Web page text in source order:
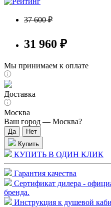
37 600 ₽
31 960 ₽
Мы принимаем к оплате
Доставка
Москва
Ваш город — Москва?
Купить
КУПИТЬ В ОДИН КЛИК
Гарантия качества
Сертификат дилера -
бренда.
Инструкция к душевой